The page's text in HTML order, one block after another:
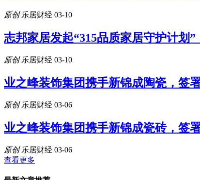
原创 乐居财经 03-10
志邦家居发起“315品质家居守护计划
原创 乐居财经 03-10
业之峰装饰集团携手新锦成陶瓷，签
原创 乐居财经 03-06
业之峰装饰集团携手新锦成瓷砖，签
原创 乐居财经 03-06
查看更多